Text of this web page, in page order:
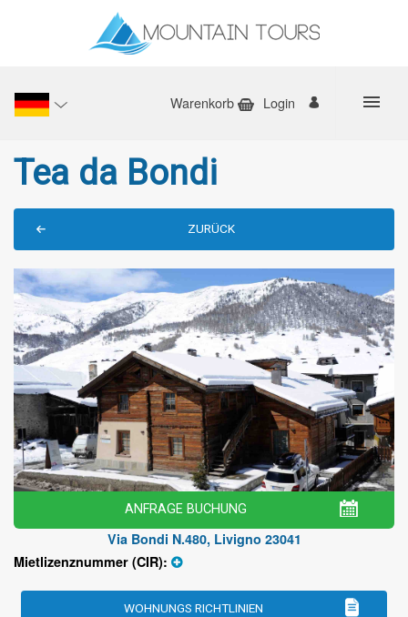
Login
Warenkorb
Tea da Bondi
ZURÜCK
ANFRAGE BUCHUNG
Via Bondi N.480, Livigno 23041
Mietlizenznummer (CIR):
WOHNUNGS RICHTLINIEN